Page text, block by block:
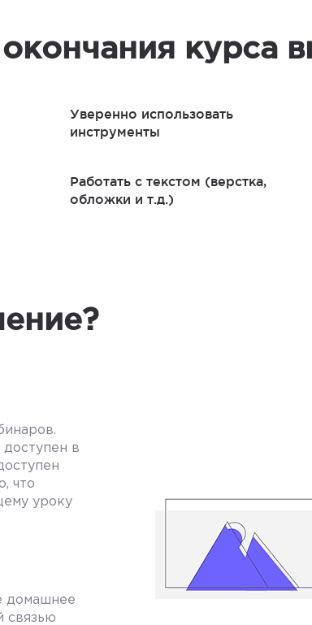
курса
Уверенно использовать
инструменты
Работать с текстом (верстка,
обложки и т.д.)
в
что
уроку
домашнее
связью